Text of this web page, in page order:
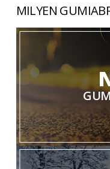
MILYEN